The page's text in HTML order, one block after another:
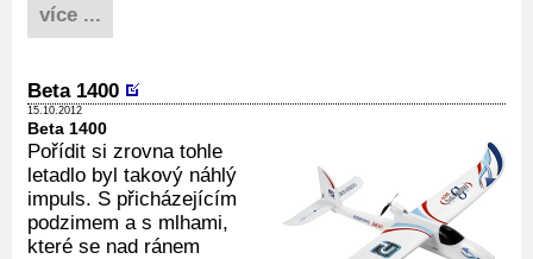
více ...
Beta 1400
15.10.2012
Beta 1400
Pořídit si zrovna tohle
letadlo byl takový náhlý
impuls. S přicházejícím
podzimem a s mlhami,
které se nad ránem